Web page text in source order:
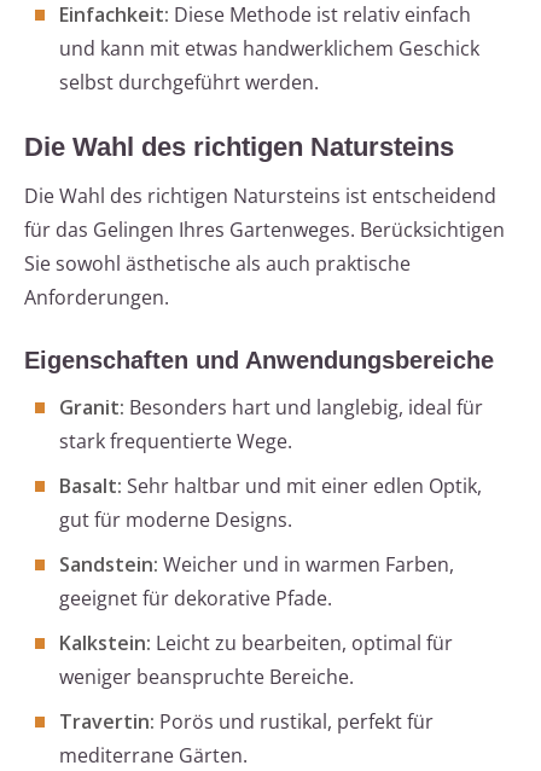
Einfachkeit: Diese Methode ist relativ einfach
und kann mit etwas handwerklichem Geschick
selbst durchgeführt werden.
Die Wahl des richtigen Natursteins
Die Wahl des richtigen Natursteins ist entscheidend
für das Gelingen Ihres Gartenweges. Berücksichtigen
Sie sowohl ästhetische als auch praktische
Anforderungen.
Eigenschaften und Anwendungsbereiche
Granit: Besonders hart und langlebig, ideal für
stark frequentierte Wege.
Basalt: Sehr haltbar und mit einer edlen Optik,
gut für moderne Designs.
Sandstein: Weicher und in warmen Farben,
geeignet für dekorative Pfade.
Kalkstein: Leicht zu bearbeiten, optimal für
weniger beanspruchte Bereiche.
Travertin: Porös und rustikal, perfekt für
mediterrane Gärten.